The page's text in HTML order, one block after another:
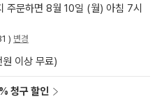
주문하면 8월 10일 (월) 아침 7시
) 변경
이상 무료)
청구 할인